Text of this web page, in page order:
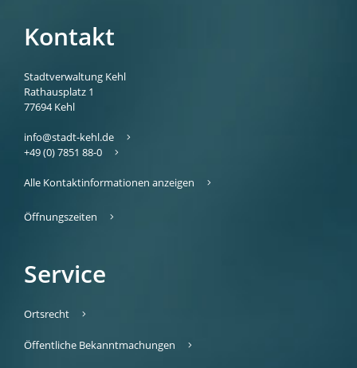
Kontakt
Stadtverwaltung Kehl
Rathausplatz 1
77694 Kehl
info@stadt-kehl.de
+49 (0) 7851 88-0
Alle Kontaktinformationen anzeigen
Öffnungszeiten
Service
Ortsrecht
Öffentliche Bekanntmachungen